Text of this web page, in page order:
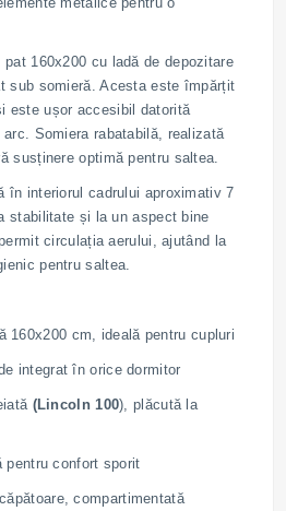
160x200 cu ladă de depozitare
sub somieră. Acesta este împărțit
este ușor accesibil datorită
Somiera rabatabilă, realizată
susținere optimă pentru saltea.
în interiorul cadrului aproximativ 7
stabilitate și la un aspect bine
circulația aerului, ajutând la
pentru saltea.
160x200 cm, ideală pentru cupluri
integrat în orice dormitor
(Lincoln 100), plăcută la
confort sporit
compartimentată